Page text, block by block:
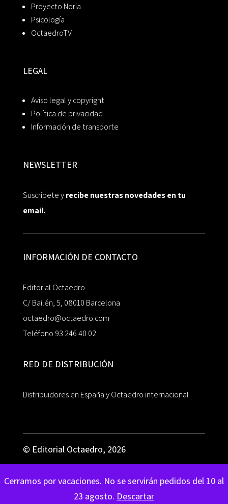
Cerramos por vacaciones. No se servirán pedidos del 10 al
23 agosto. Descartar
Proyecto Noria
Psicología
OctaedroTV
LEGAL
Aviso legal y copyright
Política de privacidad
Información de transporte
NEWSLETTER
Suscríbete yrecibe nuestras novedades en tu
email.
INFORMACIÓN DE CONTACTO
Editorial Octaedro
C/ Bailén, 5, 08010 Barcelona
octaedro@octaedro.com
Teléfono 93 246 40 02
RED DE DISTRIBUCIÓN
Distribuidores en España y Octaedro internacional
© Editorial Octaedro, 2026